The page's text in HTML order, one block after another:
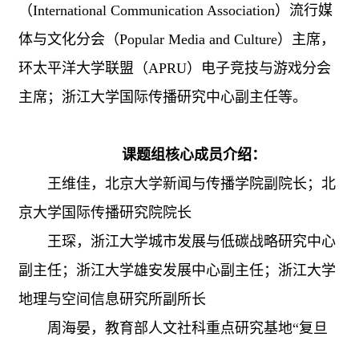
（International Communication Association）流行媒
体与文化分会（Popular Media and Culture）主席，
环太平洋大学联盟（APRU）电子竞技与游戏分会
主席；浙江大学国际传播研究中心副主任等。
课题组核心成员介绍：
王维佳，北京大学新闻与传播学院副院长；北
京大学国际传播研究院院长
王琛，浙江大学城市发展与低碳战略研究中心
副主任；浙江大学雄安发展中心副主任；浙江大学
地理与空间信息研究所副所长
周海晏，教育部人文社科重点研究基地“复旦